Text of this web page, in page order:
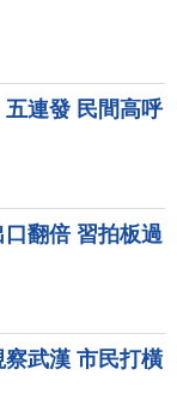
連發 民間高呼
翻倍 習拍板過
武漢 市民打橫